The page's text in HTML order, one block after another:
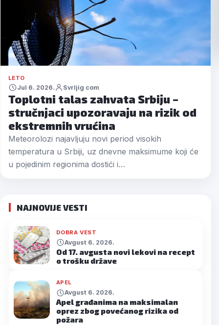
LETO
Jul 6. 2026. Svrljig com
Toplotni talas zahvata Srbiju –
stručnjaci upozoravaju na rizik od
ekstremnih vrućina
Meteorolozi najavljuju novi period visokih
temperatura u Srbiji, uz dnevne maksimume koji će
u pojedinim regionima dostići i…
NAJNOVIJE VESTI
DOBRA VEST
Avgust 6. 2026.
Od 17. avgusta novi lekovi na recept
o trošku države
APEL
Avgust 6. 2026.
Apel građanima na maksimalan
oprez zbog povećanog rizika od
požara